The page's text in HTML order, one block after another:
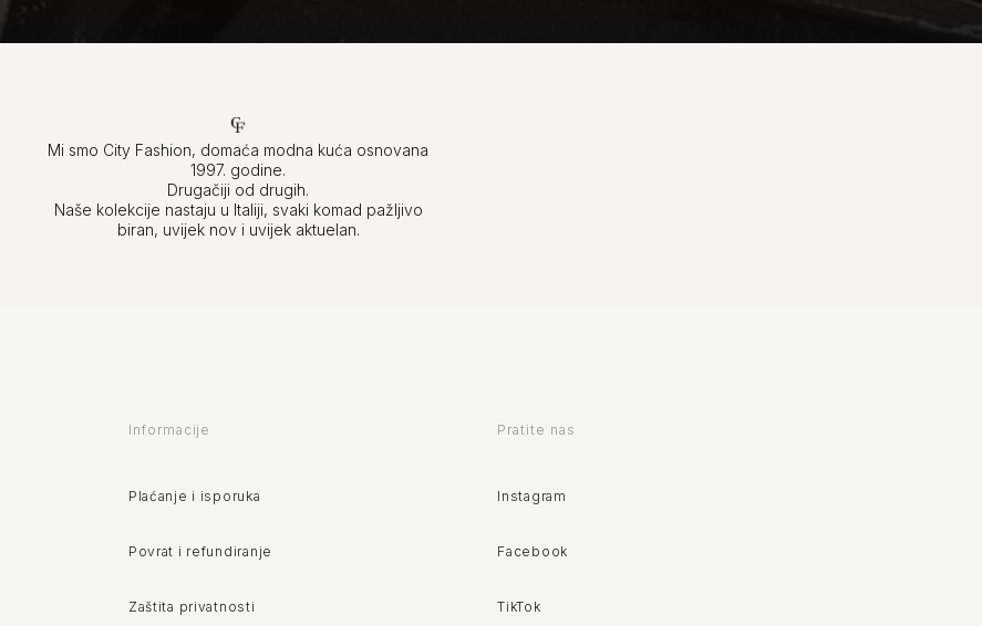
Mi smo City Fashion, domaća modna kuća osnovana
1997. godine.
Drugačiji od drugih.
Naše kolekcije nastaju u Italiji, svaki komad pažljivo
biran, uvijek nov i uvijek aktuelan.
Informacije
Plaćanje i isporuka
Povrat i refundiranje
Zaštita privatnosti
Pratite nas
Instagram
Facebook
TikTok